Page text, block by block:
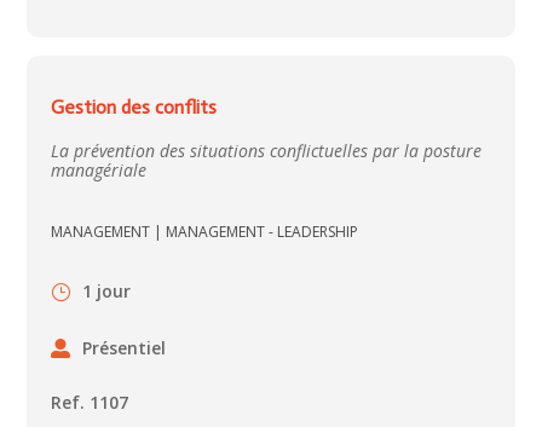
Gestion des conflits
La prévention des situations conflictuelles par la posture
managériale
MANAGEMENT | MANAGEMENT - LEADERSHIP
1 jour
Présentiel
Ref. 1107